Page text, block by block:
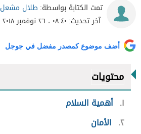
تمت الكتابة بواسطة: طلال مشعل
آخر تحديث: ٠٨:٤٠ ، ٢٦ نوفمبر ٢٠١٨
أضف موضوع كمصدر مفضل في جوجل
محتويات
١ أهمية السلام
٢ الأمان